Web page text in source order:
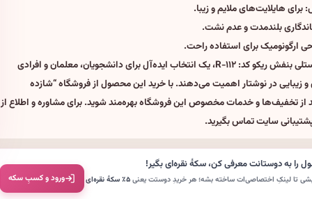
هایلایت‌های ملایم و زیبا.
بلندمدت و عدم نشت.
ارگونومیک برای استفاده راحت.
ماژیک هایلایتر پاستلی بنفش ریکو کد: R-۱۱۲، یک انتخاب ایده‌آل برای دانشجویان، معلمان و افرادی
زیبایی در نوشتار اهمیت می‌دهند. با خرید این محصول از فروشگاه “شازده
از تخفیف‌ها و خدمات مخصوص این فروشگاه بهره‌مند شوید. برای مشاوره و اطلاع از
سایت تماس بگیرید.
را به دوستانت معرفی کن،سکهٔ نقره‌ایبگیر!
بشی تا لینکِ اختصاصی‌ات ساخته بشه؛ هر خریدِ دوستت یعنی۵٪ سکهٔ نقره‌ای
ورود و کسبِ سکه